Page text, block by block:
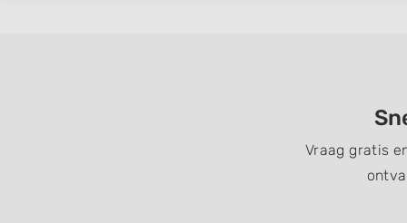
Vraag gratis